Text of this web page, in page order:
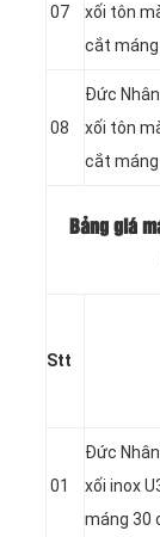
07
xối tôn
cắt
08
Đức
xối tôn
cắt
Bảng giá
Stt
01
Đức
xối inox
máng 30